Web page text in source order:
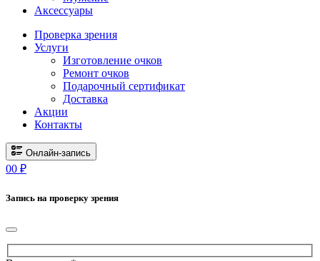
Аксессуары
Проверка зрения
Услуги
Изготовление очков
Ремонт очков
Подарочный сертификат
Доставка
Акции
Контакты
Онлайн-запись
00 ₽
Запись на проверку зрения